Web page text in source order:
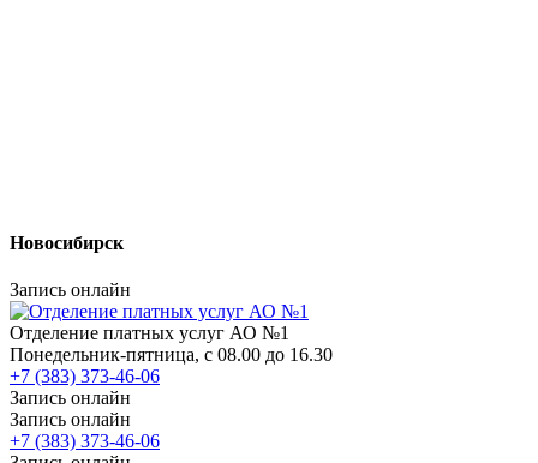
Новосибирск
Запись онлайн
Отделение платных услуг АО №1
Понедельник-пятница, с 08.00 до 16.30
+7 (383) 373-46-06
Запись онлайн
Запись онлайн
+7 (383) 373-46-06